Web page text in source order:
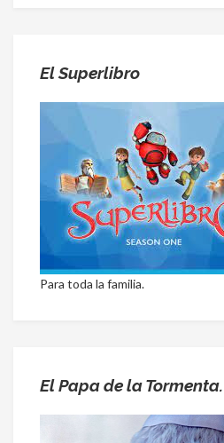
El Superlibro
Para toda la familia.
El Papa de la Tormenta.